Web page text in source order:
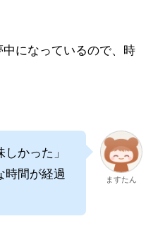
になっているので、時
かった」
時間が経過
ますたん